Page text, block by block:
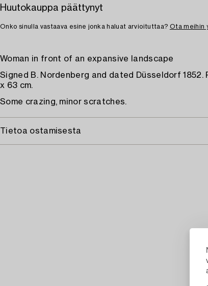
Huutokauppa päättynyt
Onko sinulla vastaava esine jonka haluat arvioituttaa? Ota meihin
Woman in front of an expansive landscape
Signed B. Nordenberg and dated Düsseldorf 1852.
x 63 cm.
Some crazing, minor scratches.
Tietoa ostamisesta